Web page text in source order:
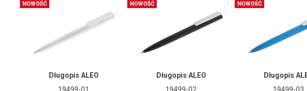
NOWOŚĆ
Długopis ALEO
NOWOŚĆ
Długopis ALEO
NOWOŚĆ
Długopis